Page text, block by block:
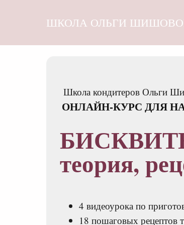
ШКОЛА ОЛЬГИ
Школа кондитеров Ольги
ОНЛАЙН-КУРС ДЛЯ
теория,
4 видеоурока по
18 пошаговых рецептов